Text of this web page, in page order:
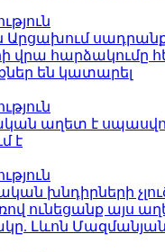
Արցախում
վրա հարձակումը
են կատարել
աղետ է
է
խնդիրների
ունեցանք այս
Լևոն Մազմանյան